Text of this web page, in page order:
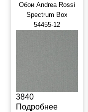
Обои Andrea Rossi
Spectrum Box
54455-12
3840
Подробнее